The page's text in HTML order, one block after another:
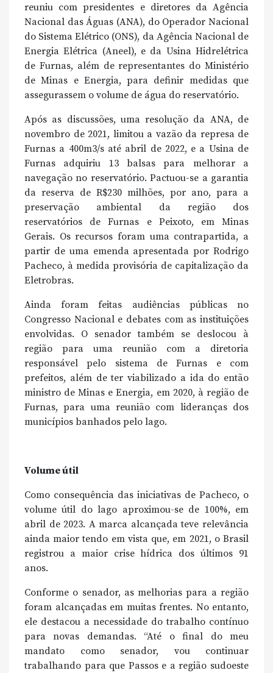
reuniu com presidentes e diretores da Agência
Nacional das Águas (ANA), do Operador Nacional
do Sistema Elétrico (ONS), da Agência Nacional de
Energia Elétrica (Aneel), e da Usina Hidrelétrica
de Furnas, além de representantes do Ministério
de Minas e Energia, para definir medidas que
assegurassem o volume de água do reservatório.
Após as discussões, uma resolução da ANA, de
novembro de 2021, limitou a vazão da represa de
Furnas a 400m3/s até abril de 2022, e a Usina de
Furnas adquiriu 13 balsas para melhorar a
navegação no reservatório. Pactuou-se a garantia
da reserva de R$230 milhões, por ano, para a
preservação ambiental da região dos
reservatórios de Furnas e Peixoto, em Minas
Gerais. Os recursos foram uma contrapartida, a
partir de uma emenda apresentada por Rodrigo
Pacheco, à medida provisória de capitalização da
Eletrobras.
Ainda foram feitas audiências públicas no
Congresso Nacional e debates com as instituições
envolvidas. O senador também se deslocou à
região para uma reunião com a diretoria
responsável pelo sistema de Furnas e com
prefeitos, além de ter viabilizado a ida do então
ministro de Minas e Energia, em 2020, à região de
Furnas, para uma reunião com lideranças dos
municípios banhados pelo lago.
Volume útil
Como consequência das iniciativas de Pacheco, o
volume útil do lago aproximou-se de 100%, em
abril de 2023. A marca alcançada teve relevância
ainda maior tendo em vista que, em 2021, o Brasil
registrou a maior crise hídrica dos últimos 91
anos.
Conforme o senador, as melhorias para a região
foram alcançadas em muitas frentes. No entanto,
ele destacou a necessidade do trabalho contínuo
para novas demandas. “Até o final do meu
mandato como senador, vou continuar
trabalhando para que Passos e a região sudoeste